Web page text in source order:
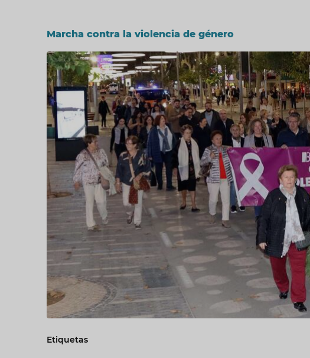
Marcha contra la violencia de género
Etiquetas